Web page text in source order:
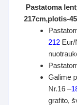
Pastatoma
217cm,plotis-
212 Eur/
Galime
Nr.16 –
grafito,